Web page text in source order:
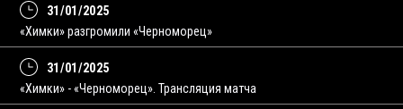
31/01/2025
«Химки» разгромили «Черноморец»
31/01/2025
«Химки» - «Черноморец». Трансляция матча